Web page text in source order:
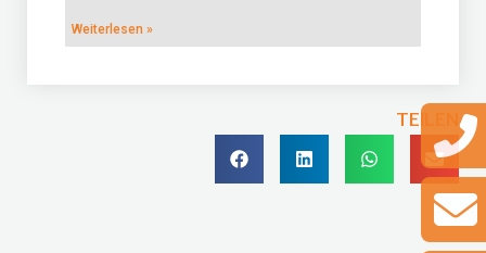
Weiterlesen »
TEILEN